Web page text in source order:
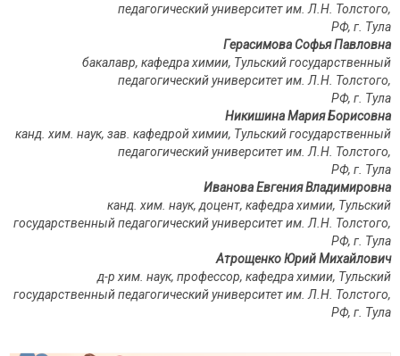
педагогический университет им. Л.Н. Толстого,
РФ, г. Тула
Герасимова Софья Павловна
бакалавр, кафедра химии, Тульский государственный
педагогический университет им. Л.Н. Толстого,
РФ, г. Тула
Никишина Мария Борисовна
канд. хим. наук, зав. кафедрой химии, Тульский государственный
педагогический университет им. Л.Н. Толстого,
РФ, г. Тула
Иванова Евгения Владимировна
канд. хим. наук, доцент, кафедра химии, Тульский
государственный педагогический университет им. Л.Н. Толстого,
РФ, г. Тула
Атрощенко Юрий Михайлович
д-р хим. наук, профессор, кафедра химии, Тульский
государственный педагогический университет им. Л.Н. Толстого,
РФ, г Тула